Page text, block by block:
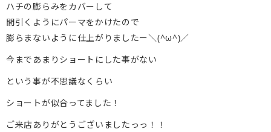
ハチの膨らみをカバーして
間引くようにパーマをかけたので
膨らまないように仕上がりましたー＼(^ω^)／
今まであまりショートにした事がない
という事が不思議なくらい
ショートが似合ってました！
ご来店ありがとうございましたっっ！！